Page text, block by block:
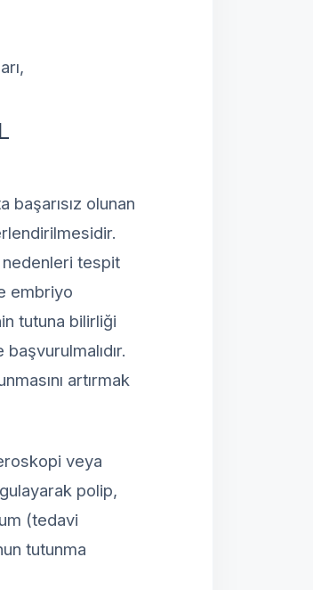
başarısız olunan
nedenleri tespit
embriyo
tutuna bilirliği
başvurulmalıdır.
artırmak
veya
polip,
(tedavi
tutunma